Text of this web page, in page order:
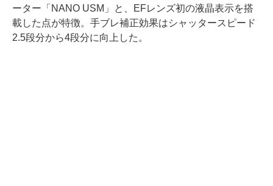
ーター「NANO USM」と、EFレンズ初の液晶表示を搭
載した点が特徴。手ブレ補正効果はシャッタースピード
2.5段分から4段分に向上した。